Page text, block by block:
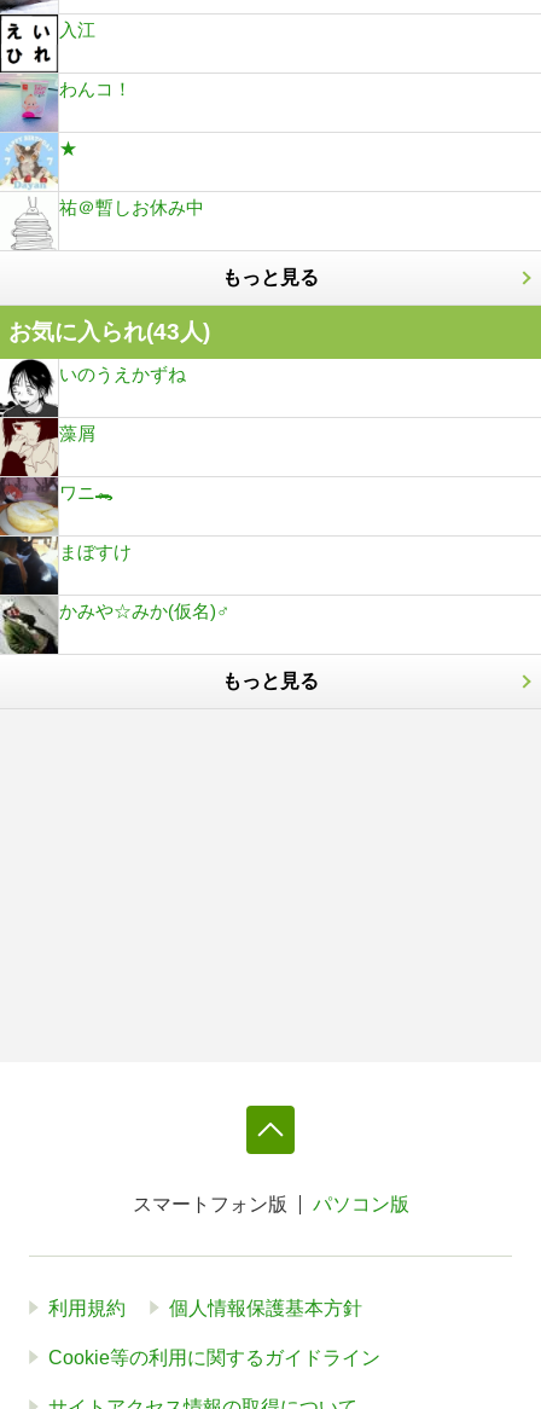
入江
わんコ！
★
祐＠暫しお休み中
もっと見る
お気に入られ(43人)
いのうえかずね
藻屑
ワニ🐊
まぼすけ
かみや☆みか(仮名)♂
もっと見る
スマートフォン版 パソコン版
利用規約 個人情報保護基本方針
Cookie等の利用に関するガイドライン